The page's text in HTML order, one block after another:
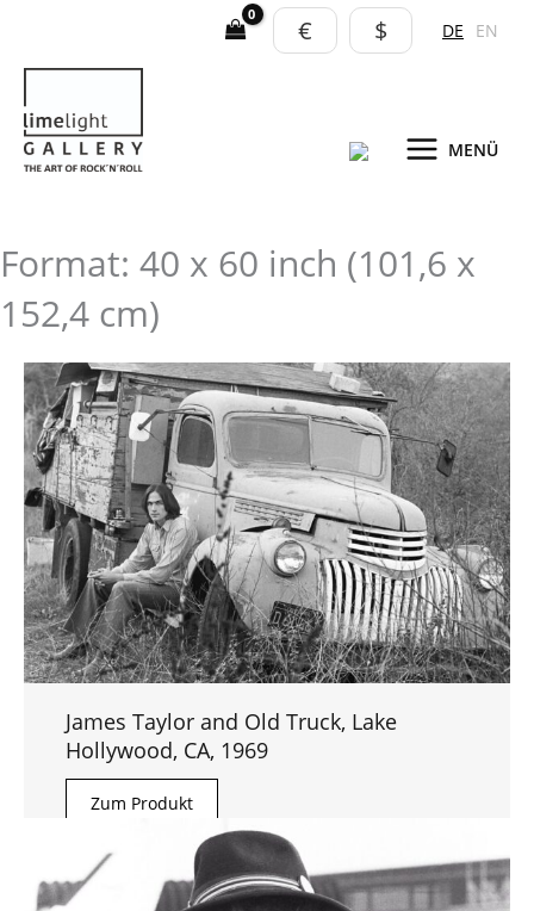
springen
€ $ DE EN
MENÜ
Format: 40 x 60 inch (101,6 x
152,4 cm)
James Taylor and Old Truck, Lake
Hollywood, CA, 1969
Zum Produkt